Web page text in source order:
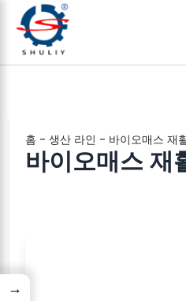
홈 - 생산 라인 - 바이오매스 재
바이오매스 재
→